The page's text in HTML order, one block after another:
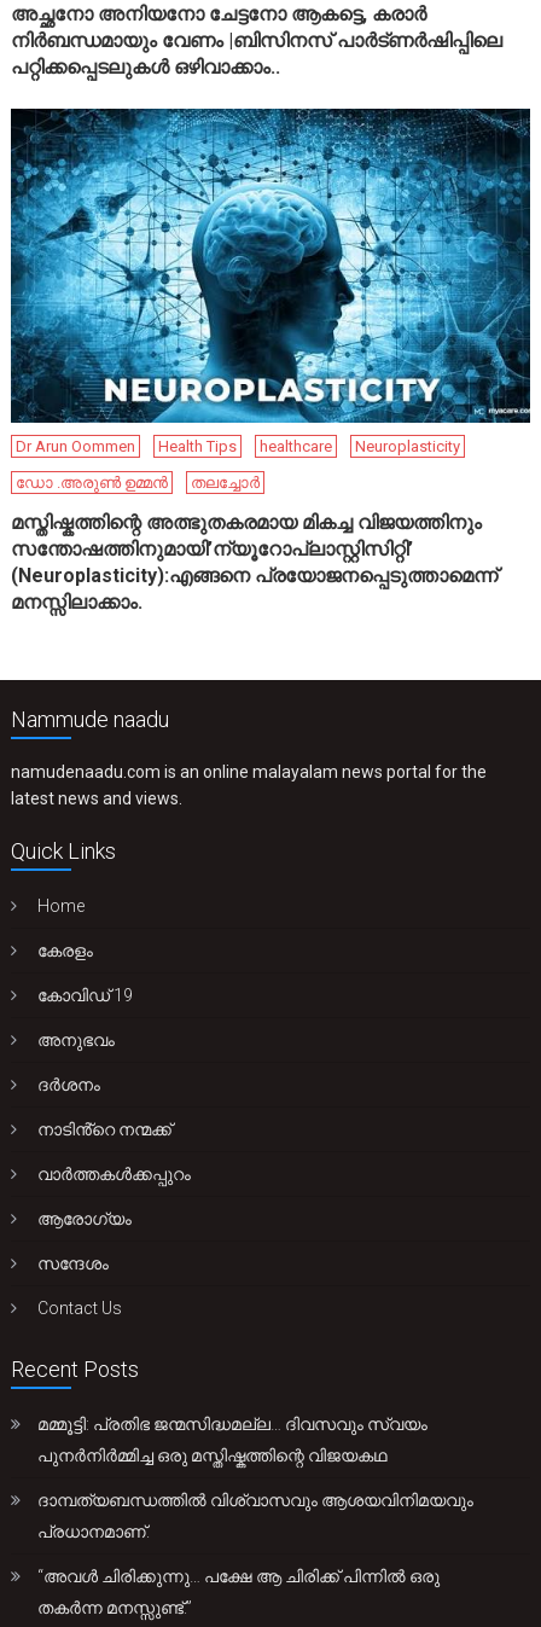
അച്ഛനോ അനിയനോ ചേട്ടനോ ആകട്ടെ, കരാർ
നിർബന്ധമായും വേണം |ബിസിനസ് പാർട്ണർഷിപ്പിലെ
പറ്റിക്കപ്പെടലുകൾ ഒഴിവാക്കാം..
Dr Arun Oommen Health Tips healthcare
Neuroplasticity
ഡോ .അരുൺ ഉമ്മൻ
തലച്ചോർ
മസ്തിഷ്കത്തിന്റെ അത്ഭുതകരമായ മികച്ച വിജയത്തിനും
സന്തോഷത്തിനുമായി’ന്യൂറോപ്ലാസ്റ്റിസിറ്റി’
(Neuroplasticity):എങ്ങനെ പ്രയോജനപ്പെടുത്താമെന്ന്
മനസ്സിലാക്കാം.
Nammude naadu
namudenaadu.com is an online malayalam news portal for the
latest news and views.
Quick Links
Home
കേരളം
കോവിഡ് 19
അനുഭവം
ദർശനം
നാടിൻ്റെ നന്മക്ക്
വാർത്തകൾക്കപ്പുറം
ആരോഗ്യം
സന്ദേശം
Contact Us
Recent Posts
മമ്മൂട്ടി: പ്രതിഭ ജന്മസിദ്ധമല്ല… ദിവസവും സ്വയം
പുനർനിർമ്മിച്ച ഒരു മസ്തിഷ്കത്തിന്റെ വിജയകഥ
ദാമ്പത്യബന്ധത്തിൽ വിശ്വാസവും ആശയവിനിമയവും
പ്രധാനമാണ്.
“അവൾ ചിരിക്കുന്നു… പക്ഷേ ആ ചിരിക്ക് പിന്നിൽ ഒരു
തകർന്ന മനസ്സുണ്ട്.”